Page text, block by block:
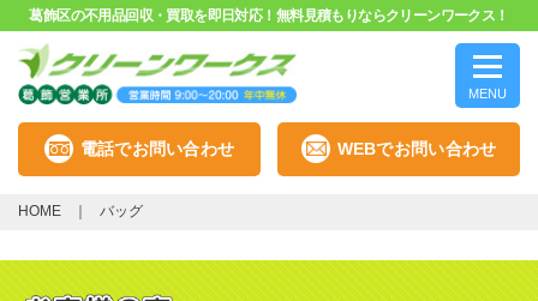
葛飾区の不用品回収・買取を即日対応！無料見積もりならクリーンワークス！
MENU
電話でお問い合わせ WEBでお問い合わせ
HOME バッグ